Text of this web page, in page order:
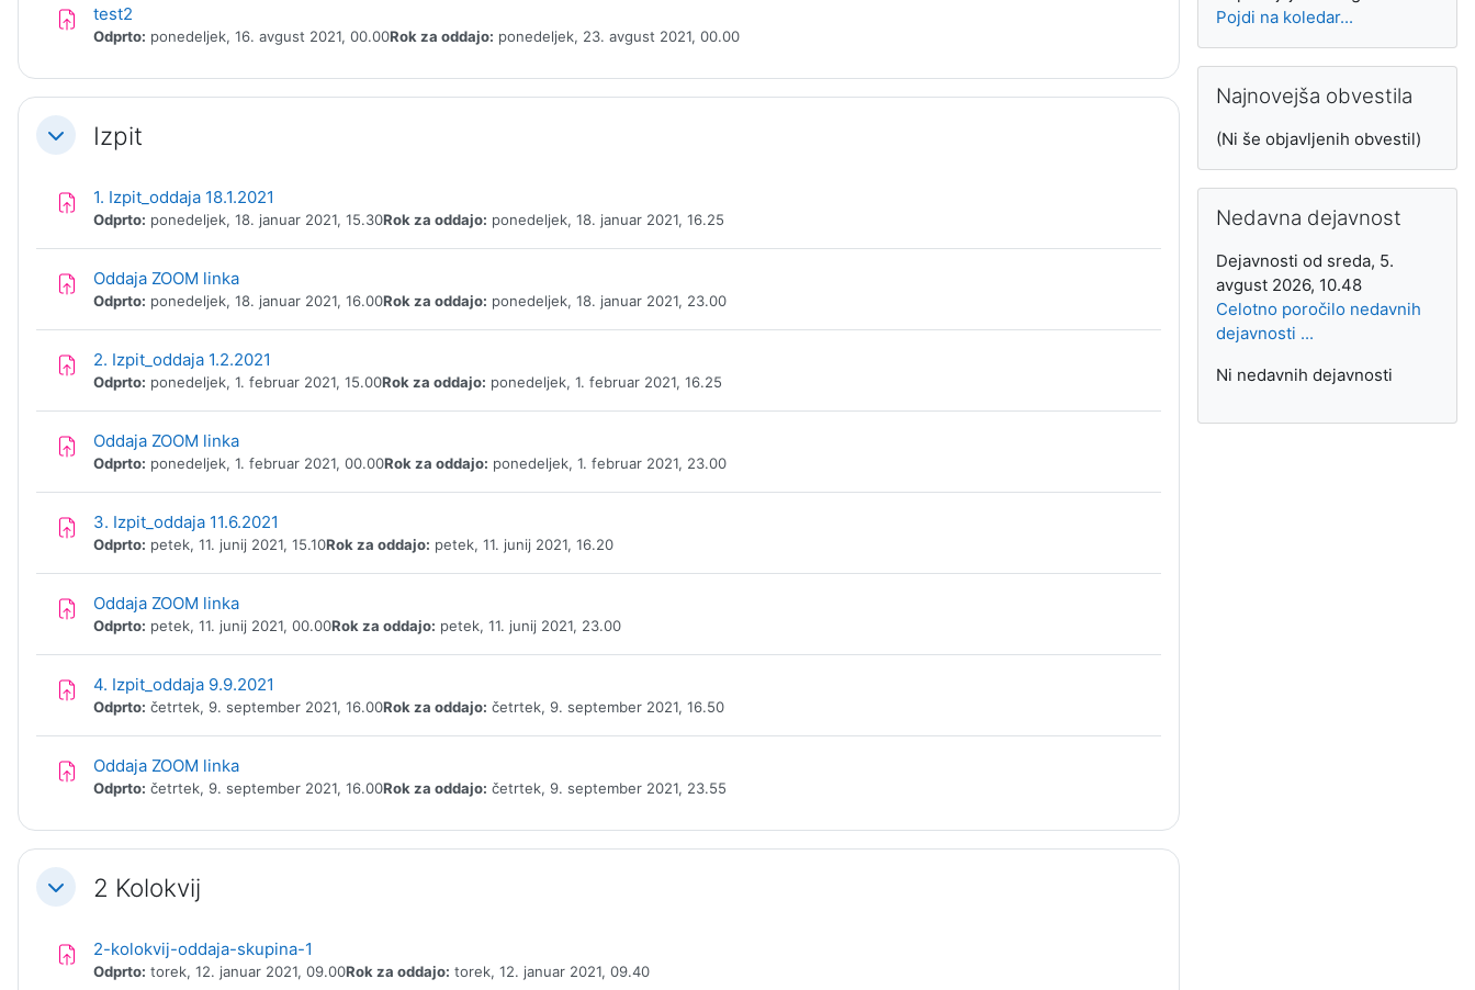
test2
Odprto: ponedeljek, 16. avgust 2021, 00.00Rok za oddajo: ponedeljek, 23. avgust 2021, 00.00
Skrči Izpit
1. Izpit_oddaja 18.1.2021
Odprto: ponedeljek, 18. januar 2021, 15.30Rok za oddajo: ponedeljek, 18. januar 2021, 16.25
Oddaja ZOOM linkaNaloga
Odprto: ponedeljek, 18. januar 2021, 16.00Rok za oddajo: ponedeljek, 18. januar 2021, 23.00
2. Izpit_oddaja 1.2.2021
Odprto: ponedeljek, 1. februar 2021, 15.00Rok za oddajo: ponedeljek, 1. februar 2021, 16.25
Oddaja ZOOM linkaNaloga
Odprto: ponedeljek, 1. februar 2021, 00.00Rok za oddajo: ponedeljek, 1. februar 2021, 23.00
3. Izpit_oddaja 11.6.2021
Odprto: petek, 11. junij 2021, 15.10Rok za oddajo: petek, 11. junij 2021, 16.20
Oddaja ZOOM linkaNaloga
Odprto: petek, 11. junij 2021, 00.00Rok za oddajo: petek, 11. junij 2021, 23.00
4. Izpit_oddaja 9.9.2021
Odprto: četrtek, 9. september 2021, 16.00Rok za oddajo: četrtek, 9. september 2021, 16.50
Oddaja ZOOM linkaNaloga
Odprto: četrtek, 9. september 2021, 16.00Rok za oddajo: četrtek, 9. september 2021, 23.55
Skrči 2 Kolokvij
2-kolokvij-oddaja-skupina-1
Odprto: torek, 12. januar 2021, 09.00Rok za oddajo: torek, 12. januar 2021, 09.40
Pojdi na koledar...
Najnovejša obvestila
(Ni še objavljenih obvestil)
Nedavna dejavnost
Dejavnosti od sreda, 5.
avgust 2026, 10.48
Celotno poročilo nedavnih
dejavnosti ...
Ni nedavnih dejavnosti